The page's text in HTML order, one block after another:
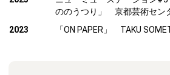
ののうつり」 京都芸術セン
2023
「ON PAPER」 TAKU